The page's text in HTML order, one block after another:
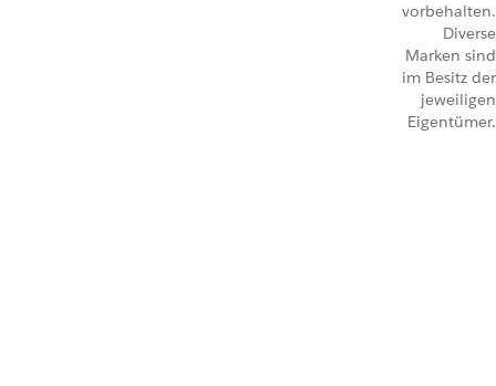
vorbehalten.
Diverse
Marken sind
im Besitz der
jeweiligen
Eigentümer.